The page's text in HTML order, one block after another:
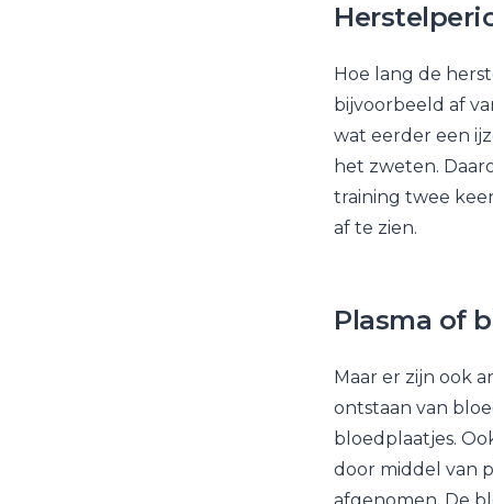
Hoe lang de
bijvoorbeeld af
wat eerder een
het zweten.
training twee
af te zien.
Plasma of
Maar er zijn ook
ontstaan van
bloedplaatjes.
door middel van